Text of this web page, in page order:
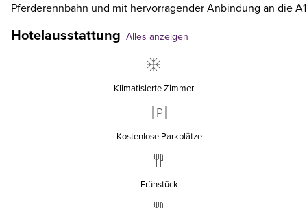
Pferderennbahn und mit hervorragender Anbindung an die A1
Hotelausstattung Alles anzeigen
Klimatisierte Zimmer
Kostenlose Parkplätze
Frühstück